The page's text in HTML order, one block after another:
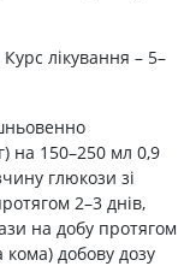
лікування – 5–
на 150–250 мл 0,9
глюкози зі
2–3 днів,
на добу протягом
кома) добову дозу